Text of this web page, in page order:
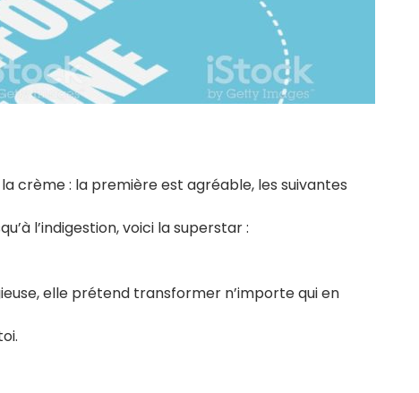
crème : la première est agréable, les suivantes
l’indigestion, voici la superstar :
elle prétend transformer n’importe qui en